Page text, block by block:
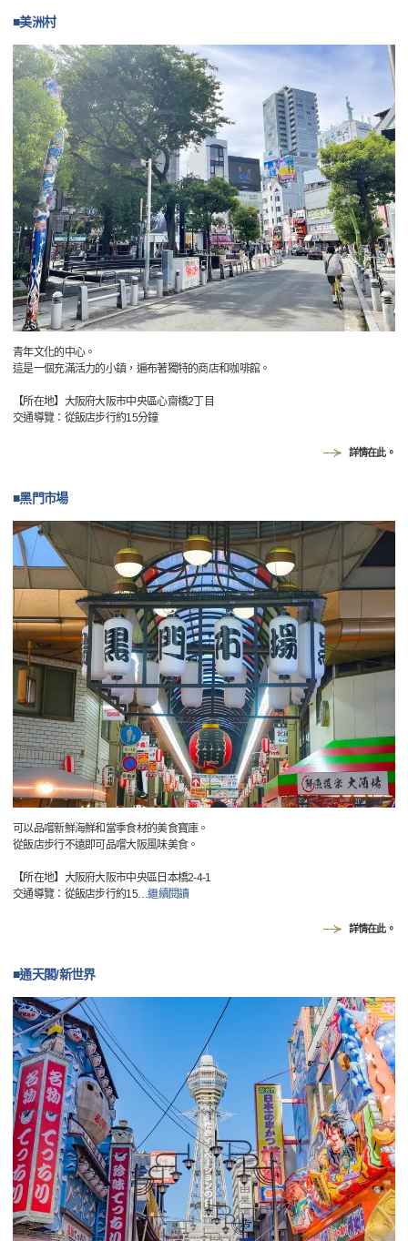
■美洲村
青年文化的中心。
這是一個充滿活力的小鎮，遍布著獨特的商店和咖啡館。
【所在地】大阪府大阪市中央區心齋橋2丁目
交通導覽：從飯店步行約15分鐘
詳情在此。
■黑門市場
可以品嚐新鮮海鮮和當季食材的美食寶庫。
從飯店步行不遠即可品嚐大阪風味美食。
【所在地】大阪府大阪市中央區日本橋2-4-1
交通導覽：從飯店步行約15…繼續閱讀
詳情在此。
■通天閣/新世界